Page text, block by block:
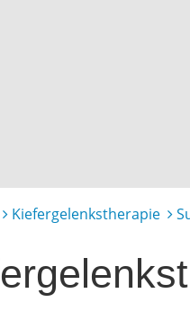
Kiefergelenkstherapie